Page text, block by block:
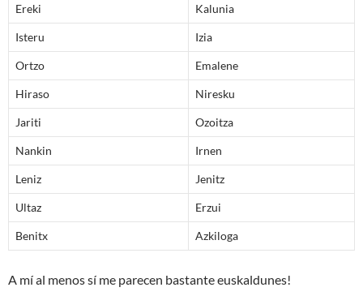
Ereki Kalunia
Isteru Izia
Ortzo Emalene
Hiraso Niresku
Jariti Ozoitza
Nankin Irnen
Leniz Jenitz
Ultaz Erzui
Benitx Azkiloga
A mí al menos sí me parecen bastante euskaldunes!